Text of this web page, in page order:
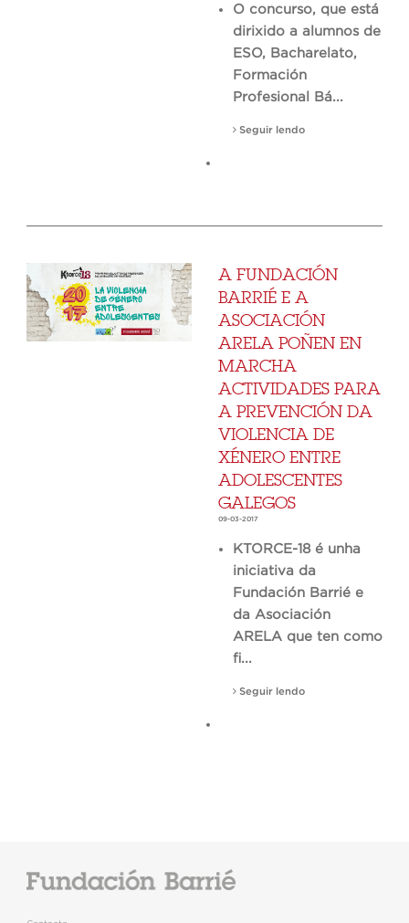
O concurso, que está
dirixido a alumnos de
ESO, Bacharelato,
Formación
Profesional Bá...
Seguir lendo
A FUNDACIÓN
BARRIÉ E A
ASOCIACIÓN
ARELA POÑEN EN
MARCHA
ACTIVIDADES PARA
A PREVENCIÓN DA
VIOLENCIA DE
XÉNERO ENTRE
ADOLESCENTES
GALEGOS
09-03-2017
KTORCE-18 é unha
iniciativa da
Fundación Barrié e
da Asociación
ARELA que ten como
fi...
Seguir lendo